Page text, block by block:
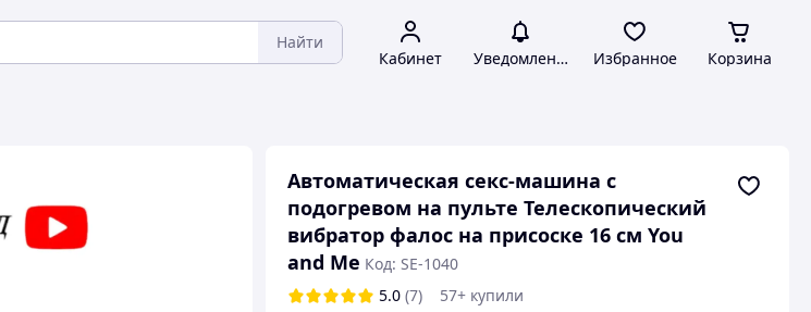
Найти
Кабинет Уведомления Избранное Корзина
Автоматическая секс-машина с
подогревом на пульте Телескопический
вибратор фалос на присоске 16 см You
and Me Код: SE-1040
5.0 (7)
57+ купили